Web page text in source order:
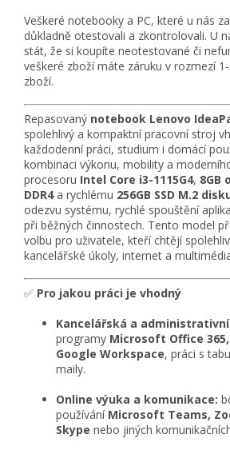
Veškeré notebooky a PC, které u nás
důkladně otestovali a zkontrolovali. U
stát, že si koupíte neotestované či
veškeré zboží máte záruku v rozmezí
zboží.
Repasovaný notebook Lenovo
spolehlivý a kompaktní pracovní stroj
každodenní práci, studium i domácí
kombinaci výkonu, mobility a
procesoru Intel Core i3-1115G4, 8GB
DDR4a rychlému 256GB SSD M.2
odezvu systému, rychlé spouštění
při běžných činnostech. Tento model
volbu pro uživatele, kteří chtějí
kancelářské úkoly, internet a
✅ Pro jakou práci je vhodný
Kancelářská a
programy Microsoft Office
Google Workspace, práci s
maily.
Online výuka a komunikace:
používání Microsoft Teams,
Skype nebo jiných